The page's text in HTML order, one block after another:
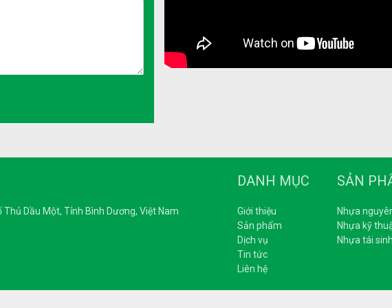
Dầu Một, Tỉnh Bình Dương, Việt Nam
DANH MỤC
Giới thiệu
Sản phẩm
Dịch vụ
Tin tức
Liên hệ
SẢN
Nhựa
Nhựa kỹ
Nhựa tái sinh